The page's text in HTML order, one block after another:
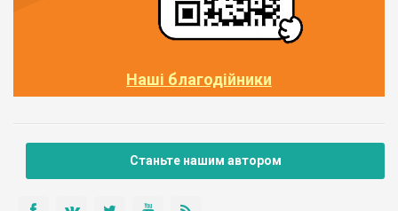
Наші благодійники
Станьте нашим автором